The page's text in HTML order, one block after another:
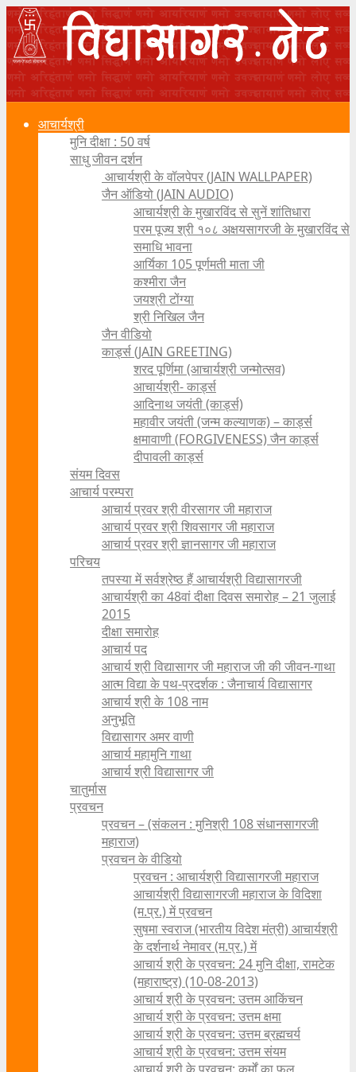
आचार्यश्री
मुनि दीक्षा : 50 वर्ष
साधु जीवन दर्शन
आचार्यश्री के वॉलपेपर (JAIN WALLPAPER)
जैन ऑडियो (JAIN AUDIO)
आचार्यश्री के मुखारविंद से सुनें शांतिधारा
परम पूज्य श्री १०८ अक्षयसागरजी के मुखारविंद से
समाधि भावना
आर्यिका 105 पूर्णमती माता जी
कश्मीरा जैन
जयश्री टोंग्या
श्री निखिल जैन
जैन वीडियो
कार्ड्स (JAIN GREETING)
शरद पूर्णिमा (आचार्यश्री जन्मोत्सव)
आचार्यश्री- कार्ड्स
आदिनाथ जयंती (कार्ड्स)
महावीर जयंती (जन्म कल्याणक) – कार्ड्स
क्षमावाणी (FORGIVENESS) जैन कार्ड्स
दीपावली कार्ड्स
संयम दिवस
आचार्य परम्परा
आचार्य प्रवर श्री वीरसागर जी महाराज
आचार्य प्रवर श्री शिवसागर जी महाराज
आचार्य प्रवर श्री ज्ञानसागर जी महाराज
परिचय
तपस्या में सर्वश्रेष्ठ हैं आचार्यश्री विद्यासागरजी
आचार्यश्री का 48वां दीक्षा दिवस समारोह – 21 जुलाई
2015
दीक्षा समारोह
आचार्य पद
आचार्य श्री विद्यासागर जी महाराज जी की जीवन-गाथा
आत्म विद्या के पथ-प्रदर्शक : जैनाचार्य विद्यासागर
आचार्य श्री के 108 नाम
अनुभूति
विद्यासागर अमर वाणी
आचार्य महामुनि गाथा
आचार्य श्री विद्यासागर जी
चातुर्मास
प्रवचन
प्रवचन – (संकलन : मुनिश्री 108 संधानसागरजी
महाराज)
प्रवचन के वीडियो
प्रवचन : आचार्यश्री ‍विद्यासागरजी महाराज
आचार्यश्री विद्यासागरजी महाराज के विदिशा
(म.प्र.) में प्रवचन
सुषमा स्वराज (भारतीय विदेश मंत्री) आचार्यश्री
के दर्शनार्थ नेमावर (म.प्र.) में
आचार्य श्री के प्रवचन: 24 मुनि दीक्षा, रामटेक
(महाराष्ट्र) (10-08-2013)
आचार्य श्री के प्रवचन: उत्तम आकिंचन
आचार्य श्री के प्रवचन: उत्तम क्षमा
आचार्य श्री के प्रवचन: उत्तम ब्रह्मचर्य
आचार्य श्री के प्रवचन: उत्तम संयम